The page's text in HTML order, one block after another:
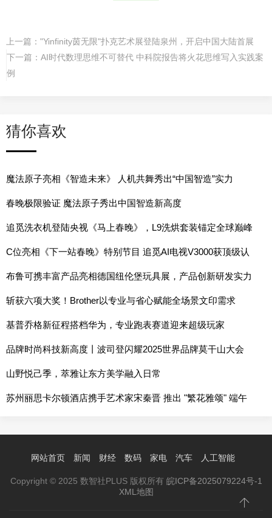
上一篇： "Yinfinity茵无限"扑克艺术展登陆泉州，开启中国大陆首展
下一篇： AI时代数理思维不可替代 中科院报告将火花思维写入实践案
例
猜你喜欢
魔法原子亮相《智造未来》 人机共舞秀出“中国智造”实力
春晚极限验证 魔法原子秀出中国智造新高度
追觅洗衣机登陆央视《马上春晚》，L9洗烘套装锚定全球巅峰
的时代之作
C位亮相《下一站春晚》特别节目 追觅AI电视V3000获顶级认
可
布鲁可携丰富产品亮相德国纽伦堡玩具展，产品创新研发实力
持续提升
斩获六项大奖！Brother以专业与省心赋能全场景文印需求
基普乔格新征程搭档华为，专业跑表赛道迎来超级玩家
品牌时尚科技新高度丨波司登闪耀2025世界品牌莫干山大会
山野悦己季，萃雅让东方美学融入日常
苏州丽思卡尔顿酒店携手艺术家宋秦晋 推出 "繁花雅颂" 端午
网站首页 新闻 财经 数码 家电 汽车 人工智能
Copyright © 2025 数智社PLUS 版权所有 皖ICP备2025079224号-1
XML地图